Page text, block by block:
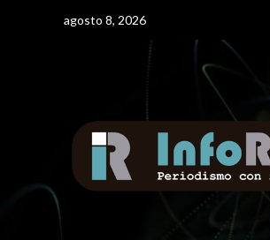
agosto 8, 2026